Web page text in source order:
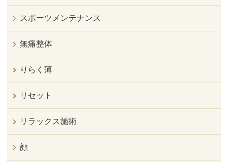
スポーツメンテナンス
無痛整体
りらく薄
リセット
リラックス施術
顔